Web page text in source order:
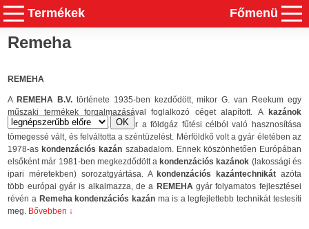
Termékek Főmenü
Remeha
REMEHA
A REMEHA B.V.története 1935-ben kezdődött, mikor G. van Reekum egy
műszaki termékek forgalmazásával foglalkozó céget alapított. A
kazánok
gyártásába akkor kezdtek, amikor a földgáz fűtési célból való hasznosítása
tömegessé vált, és felváltotta a széntüzelést. Mérföldkő volt a gyár életében az
1978-as kondenzációs kazán szabadalom. Ennek köszönhetően Európában
elsőként már 1981-ben megkezdődött a kondenzációs kazánok (lakossági és
ipari méretekben) sorozatgyártása. A kondenzációs kazántechnikát azóta
több európai gyár is alkalmazza, de a REMEHAgyár folyamatos fejlesztései
révén a Remeha kondenzációs kazánma is a legfejlettebb technikát testesíti
meg. Bővebben ↓